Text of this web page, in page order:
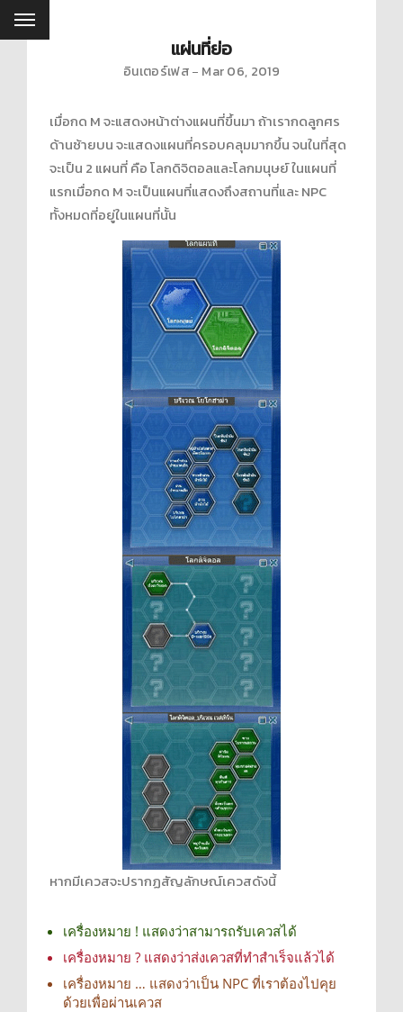
แผ่นที่ย่อ
อินเตอร์เฟส Mar 06, 2019
เมื่อกด M จะแสดงหน้าต่างแผนที่ขึ้นมา ถ้าเรากดลูกศร
ด้านซ้ายบน จะแสดงแผนที่ครอบคลุมมากขึ้น จนในที่สุด
จะเป็น 2 แผนที่ คือ โลกดิจิตอลและโลกมนุษย์ ในแผนที่
แรกเมื่อกด M จะเป็นแผนที่แสดงถึงสถานที่และ NPC
ทั้งหมดที่อยู่ในแผนที่นั้น
หากมีเควสจะปรากฏสัญลักษณ์เควสดังนี้
เครื่องหมาย ! แสดงว่าสามารถรับเควสได้
เครื่องหมาย ? แสดงว่าส่งเควสที่ทำสำเร็จแล้วได้
เครื่องหมาย … แสดงว่าเป็น NPC ที่เราต้องไปคุย
ด้วยเพื่อผ่านเควส